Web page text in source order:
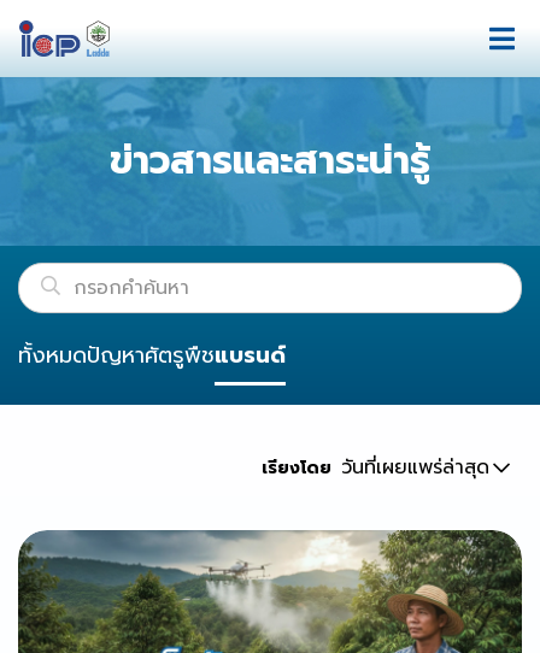
ข่าวสารและสาระน่ารู้
ทั้งหมดปัญหาศัตรูพืชแบรนด์
เรียงโดย วันที่เผยแพร่ล่าสุด